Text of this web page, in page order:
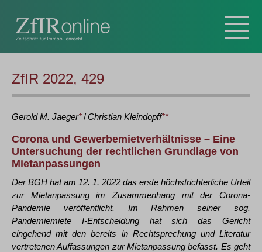
ZfIR 2022, 429
Gerold M. Jaeger*/Christian Kleindopff**
Corona und Gewerbemietverhältnisse – Eine
Untersuchung der rechtlichen Grundlage von
Mietanpassungen
Der BGH hat am 12. 1. 2022 das erste höchstrichterliche Urteil
zur Mietanpassung im Zusammenhang mit der Corona-
Pandemie veröffentlicht. Im Rahmen seiner sog.
Pandemiemiete I-Entscheidung hat sich das Gericht
eingehend mit den bereits in Rechtsprechung und Literatur
vertretenen Auffassungen zur Mietanpassung befasst. Es geht